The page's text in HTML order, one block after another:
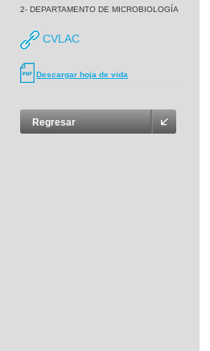
2- DEPARTAMENTO DE MICROBIOLOGÍA
CVLAC
Descargar hoja de vida
Regresar